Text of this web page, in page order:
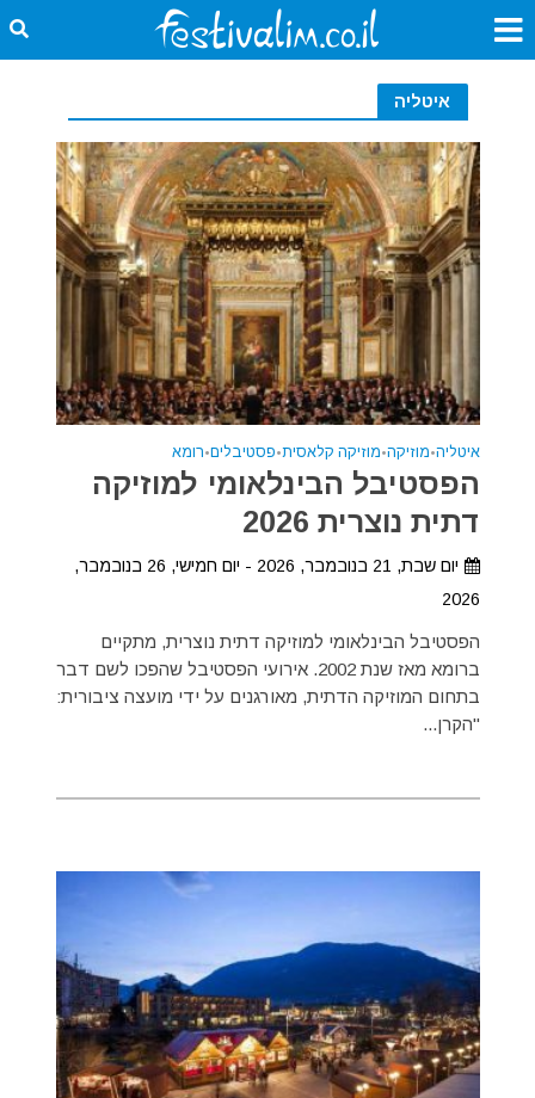
איטליה
איטליה•מוזיקה•מוזיקה קלאסית•פסטיבלים•רומא
הפסטיבל הבינלאומי למוזיקה
דתית נוצרית 2026
יום שבת, 21 בנובמבר, 2026 - יום חמישי, 26 בנובמבר,
2026
הפסטיבל הבינלאומי למוזיקה דתית נוצרית, מתקיים
ברומא מאז שנת 2002. אירועי הפסטיבל שהפכו לשם דבר
בתחום המוזיקה הדתית, מאורגנים על ידי מועצה ציבורית:
"הקרן...